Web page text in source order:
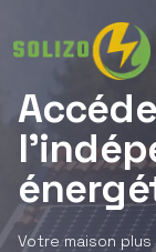
Votre maison